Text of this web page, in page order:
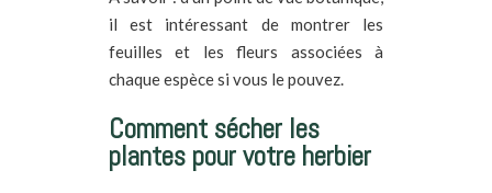
il est intéressant de montrer les
feuilles et les fleurs associées à
chaque espèce si vous le pouvez.
Comment sécher les
plantes pour votre herbier